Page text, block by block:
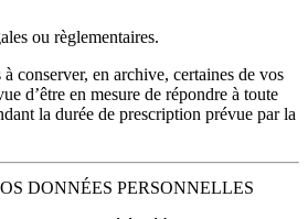
ou règlementaires.
conserver, en archive, certaines de vos
d’être en mesure de répondre à toute
la durée de prescription prévue par la
DONNÉES PERSONNELLES